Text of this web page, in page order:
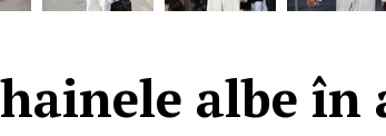
albe în